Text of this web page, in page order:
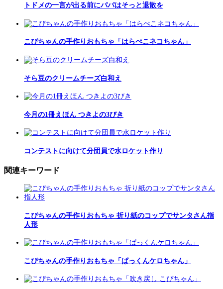
トドメの一言が出る前にパパはそっと退散を
こぴちゃんの手作りおもちゃ「はらぺこネコちゃん」
そら豆のクリームチーズ白和え
今月の1冊えほん つきよの3びき
コンテストに向けて分団員で水ロケット作り
関連キーワード
こぴちゃんの手作りおもちゃ 折り紙のコップでサンタさん指
人形
こぴちゃんの手作りおもちゃ「ぱっくんケロちゃん」